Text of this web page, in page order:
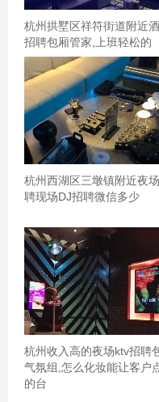
和朋友两个人去的，这
好。和朋友唱的很开心
夜总会招聘商务
杭州拱墅区祥符街道附近
招聘包厢管家,上班轻松的
杭州西湖区三墩镇附近夜
聘现场DJ招聘微信多少
杭州收入高的夜场ktv招聘
气氛组,怎么化妆能让客户
的台